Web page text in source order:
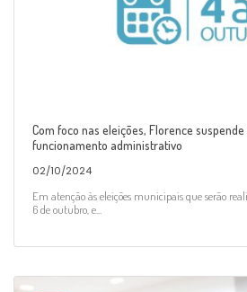
Com foco nas eleições, Florence
funcionamento administrativo
02/10/2024
Em atenção às eleições municipais que serão
6 de outubro, e...